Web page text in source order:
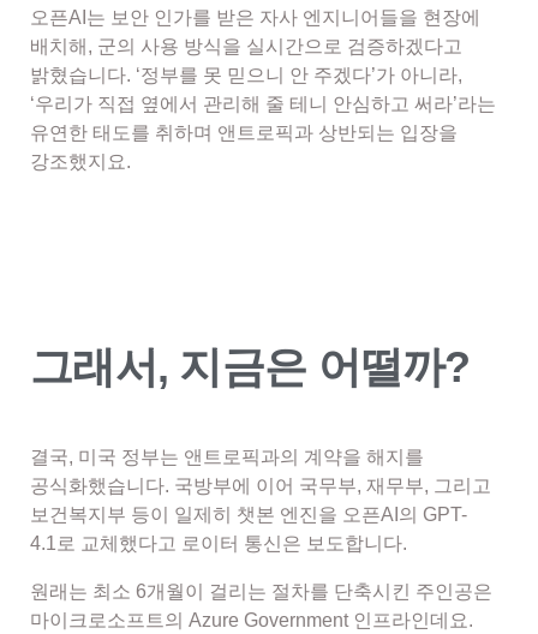
오픈AI는 보안 인가를 받은 자사 엔지니어들을 현장에
배치해, 군의 사용 방식을 실시간으로 검증하겠다고
밝혔습니다. ‘정부를 못 믿으니 안 주겠다’가 아니라,
‘우리가 직접 옆에서 관리해 줄 테니 안심하고 써라’라는
유연한 태도를 취하며 앤트로픽과 상반되는 입장을
강조했지요.
그래서, 지금은 어떨까?
결국, 미국 정부는 앤트로픽과의 계약을 해지를
공식화했습니다. 국방부에 이어 국무부, 재무부, 그리고
보건복지부 등이 일제히 챗본 엔진을 오픈AI의 GPT-
4.1로 교체했다고 로이터 통신은 보도합니다.
원래는 최소 6개월이 걸리는 절차를 단축시킨 주인공은
마이크로소프트의 Azure Government 인프라인데요.